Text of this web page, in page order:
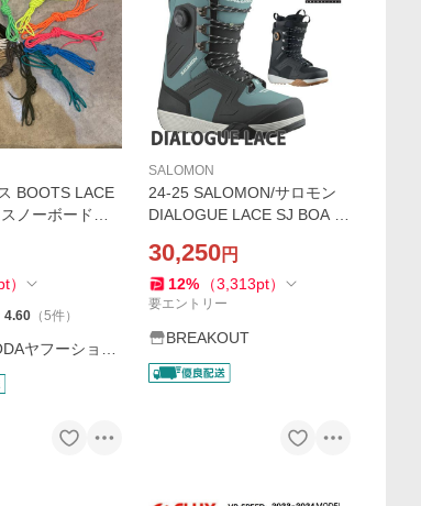
BOOTS LACE
ノーボードブ
き 冬
）
4.60（5件）
ヤフーショッ
SALOMON
24-25 SALOMON/サロモン
DIALOGUE LACE SJ BOA ダ
熱成型対応ブーツ シューレ
ース ボア スノーボード 2025
30,250円
12% （3,313pt）
要エントリー
BREAKOUT